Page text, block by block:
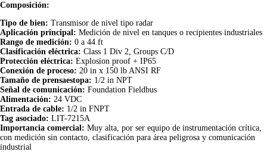
Composición:
Tipo de bien: Transmisor de nivel tipo radar
Aplicación principal: Medición de nivel en tanques o recipientes industriales
Rango de medición: 0 a 44 ft
Clasificación eléctrica: Class 1 Div 2, Groups C/D
Protección eléctrica: Explosion proof + IP65
Conexión de proceso: 20 in x 150 lb ANSI RF
Tamaño de prensaestopa: 1/2 in NPT
Señal de comunicación: Foundation Fieldbus
Alimentación: 24 VDC
Entrada de cable: 1/2 in FNPT
Tag asociado: LIT-7215A
Importancia comercial: Muy alta, por ser equipo de instrumentación crítica,
con medición sin contacto, clasificación para área peligrosa y comunicación
industrial